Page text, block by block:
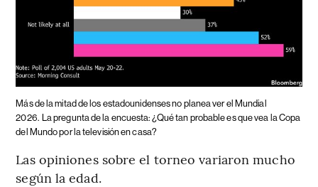
Más de la mitad de los estadounidenses no planea ver el Mundial
2026. La pregunta de la encuesta: ¿Qué tan probable es que vea la Copa
del Mundo por la televisión en casa?
Las opiniones sobre el torneo variaron mucho
según la edad.